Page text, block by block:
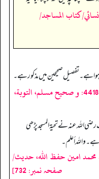
كتاب المساجد/
ہے۔ تفصیل صحیحین میں مذکور ہے۔
[صحیح البخاري، المغازي، حدیث: 4418: و صحیح مسلم، التوبة،
عنہ نے تحیۃ المسجد پڑھی
واللہ أعلم۔
محمد امین حفظ اللہ، حدیث/
صفحہ نمبر: 732]